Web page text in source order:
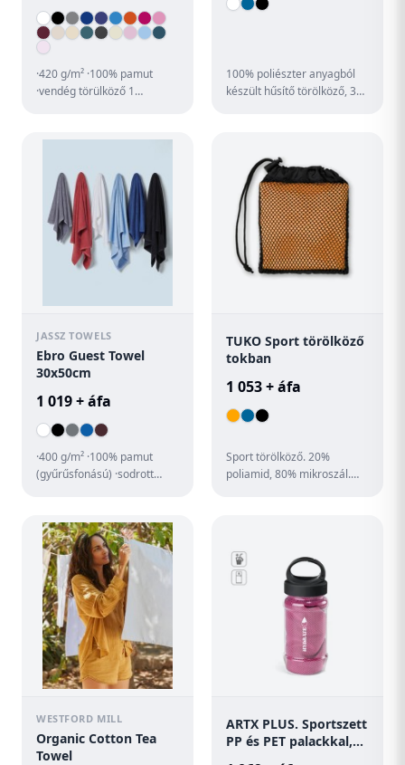
·420 g/m² ·100% pamut
·vendég törülköző 1
·60 °...
100% poliészter anyagból
készült hűsítő törölköző, 300
JASSZ TOWELS
Ebro Guest Towel
30x50cm
1 019 + áfa
·400 g/m² ·100% pamut
(gyűrűsfonású) ·sodrott
edzőteremben is h...
TUKO Sport törölköző
tokban
1 053 + áfa
Sport törölköző. 20%
poliamid, 80% mikroszál.
WESTFORD MILL
Organic Cotton Tea
Towel
ARTX PLUS. Sportszett
PP és PET palackkal,